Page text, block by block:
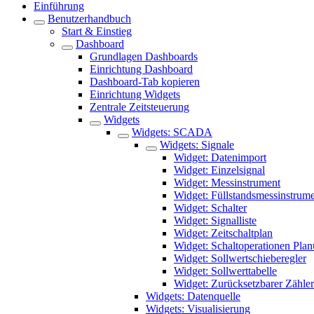
Einführung
Benutzerhandbuch
Start & Einstieg
Dashboard
Grundlagen Dashboards
Einrichtung Dashboard
Dashboard-Tab kopieren
Einrichtung Widgets
Zentrale Zeitsteuerung
Widgets
Widgets: SCADA
Widgets: Signale
Widget: Datenimport
Widget: Einzelsignal
Widget: Messinstrument
Widget:
Widget: Schalter
Widget: Signalliste
Widget: Zeitschaltplan
Widget: Schaltoperationen
Widget: Sollwertschieberegler
Widget: Sollwerttabelle
Widget: Zurücksetzbarer Zähler
Widgets: Datenquelle
Widgets: Visualisierung